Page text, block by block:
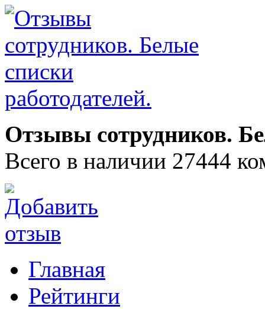
Отзывы сотрудников.
Всего в наличии 27444
Главная
Рейтинги